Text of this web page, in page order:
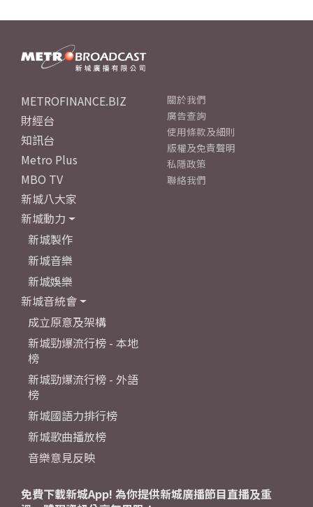
METROFINANCE.BIZ
財經台
知訊台
Metro Plus
MBO TV
新城八大家
新城動力
新城製作
新城音樂
新城娛樂
新城音統會
成立原意及架構
新城勁爆流行榜 - 本地
榜
新城勁爆流行榜 - 外語
榜
新城國語力排行榜
新城歌曲播放榜
音樂意見反映
關於我們
廣告查詢
使用條款及細則
版權及免責聲明
私隱政策
聯絡我們
免費下載新城App! 為你提供新城廣播節目直播及重